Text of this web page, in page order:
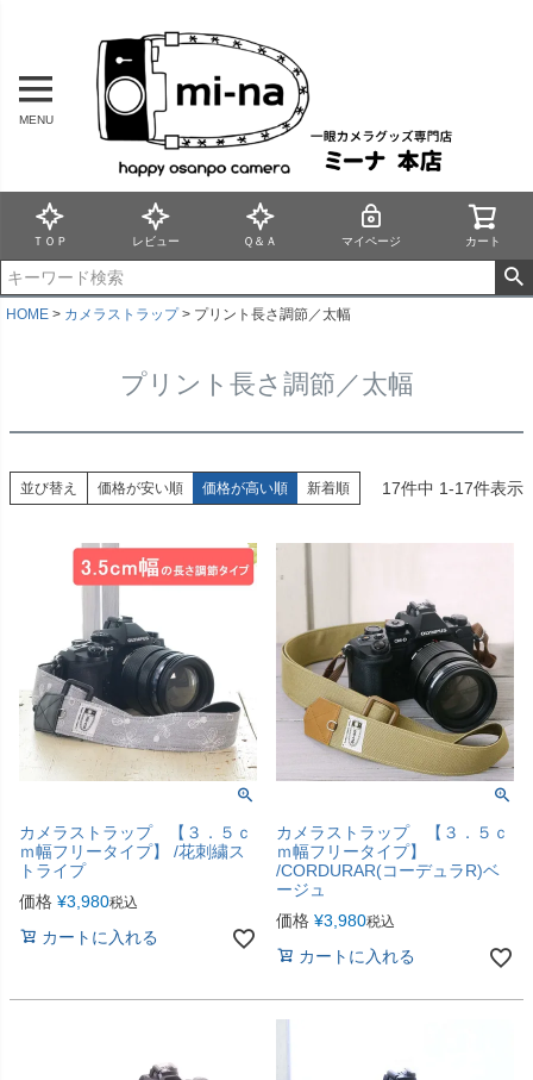
MENU
ＴＯＰ レビュー Ｑ＆Ａ マイページ カート
HOME カメラストラップ プリント長さ調節／太幅
プリント長さ調節／太幅
並び替え 価格が安い順 価格が高い順 新着順 17件中 1-17件表示
カメラストラップ 【３．５ｃ
ｍ幅フリータイプ】 /花刺繍ス
トライプ
価格 ¥3,980税込
カートに入れる
カメラストラップ 【３．５ｃ
ｍ幅フリータイプ】
/CORDURAR(コーデュラR)ベ
ージュ
価格 ¥3,980税込
カートに入れる